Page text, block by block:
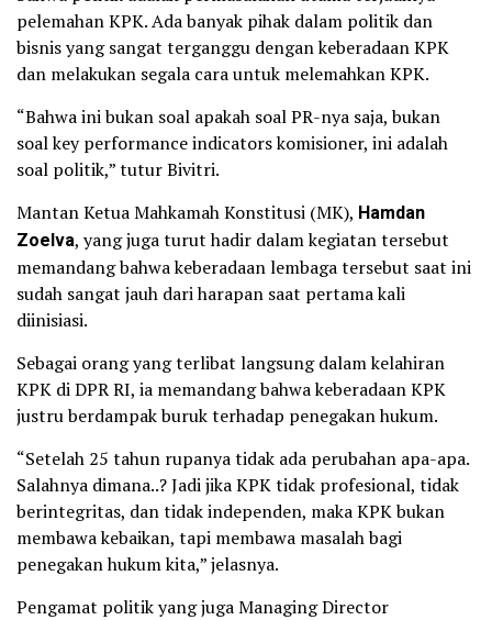
pelemahan KPK. Ada banyak pihak dalam politik dan
bisnis yang sangat terganggu dengan keberadaan KPK
dan melakukan segala cara untuk melemahkan KPK.
“Bahwa ini bukan soal apakah soal PR-nya saja, bukan
soal key performance indicators komisioner, ini adalah
soal politik,” tutur Bivitri.
Mantan Ketua Mahkamah Konstitusi (MK), Hamdan
Zoelva, yang juga turut hadir dalam kegiatan tersebut
memandang bahwa keberadaan lembaga tersebut saat ini
sudah sangat jauh dari harapan saat pertama kali
diinisiasi.
Sebagai orang yang terlibat langsung dalam kelahiran
KPK di DPR RI, ia memandang bahwa keberadaan KPK
justru berdampak buruk terhadap penegakan hukum.
“Setelah 25 tahun rupanya tidak ada perubahan apa-apa.
Salahnya dimana..? Jadi jika KPK tidak profesional, tidak
berintegritas, dan tidak independen, maka KPK bukan
membawa kebaikan, tapi membawa masalah bagi
penegakan hukum kita,” jelasnya.
Pengamat politik yang juga Managing Director